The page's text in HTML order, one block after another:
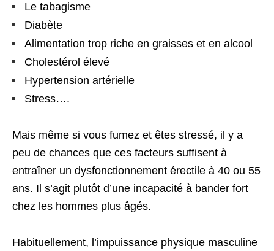
Le tabagisme
Diabète
Alimentation trop riche en graisses et en alcool
Cholestérol élevé
Hypertension artérielle
Stress….
Mais même si vous fumez et êtes stressé, il y a
peu de chances que ces facteurs suffisent à
entraîner un dysfonctionnement érectile à 40 ou 55
ans. Il s’agit plutôt d’une incapacité à bander fort
chez les hommes plus âgés.
Habituellement, l’impuissance physique masculine